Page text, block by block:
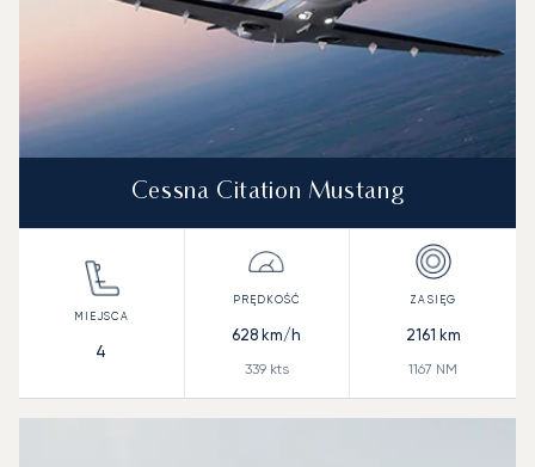
Cessna Citation Mustang
4
628 km/h
339kts
2161 km
1167 NM